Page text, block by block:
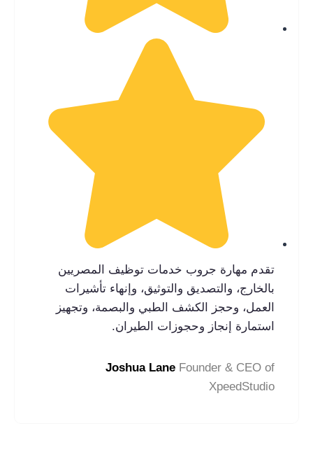
تقدم مهارة جروب خدمات توظيف المصريين
بالخارج، والتصديق والتوثيق، وإنهاء تأشيرات
العمل، وحجز الكشف الطبي والبصمة، وتجهيز
استمارة إنجاز وحجوزات الطيران.
Joshua Lane Founder & CEO of
XpeedStudio